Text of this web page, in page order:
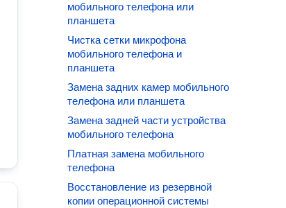
мобильного телефона или
планшета
Чистка сетки микрофона
мобильного телефона и
планшета
Замена задних камер мобильного
телефона или планшета
Замена задней части устройства
мобильного телефона
Платная замена мобильного
телефона
Восстановление из резервной
копии операционной системы